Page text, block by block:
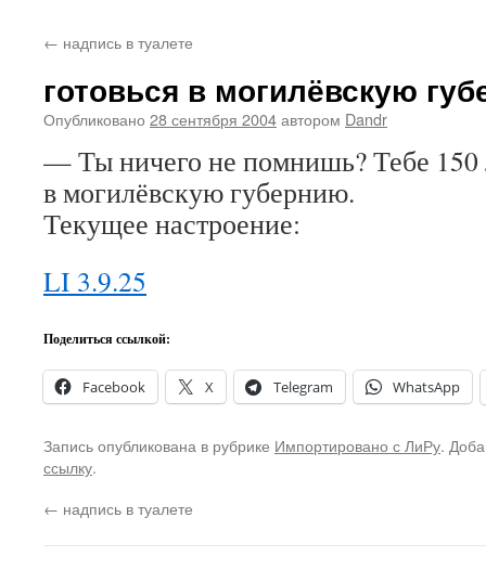
содержимому
← надпись в туалете
готовься в могилёвскую
Опубликовано 28 сентября 2004автором Dandr
— Ты ничего не помнишь? Тебе 150
в могилёвскую губернию.
Текущее настроение:
LI 3.9.25
Поделиться ссылкой:
Facebook X Telegram WhatsApp
Запись опубликована в рубрике Импортировано с ЛиРу.
ссылку.
← надпись в туалете